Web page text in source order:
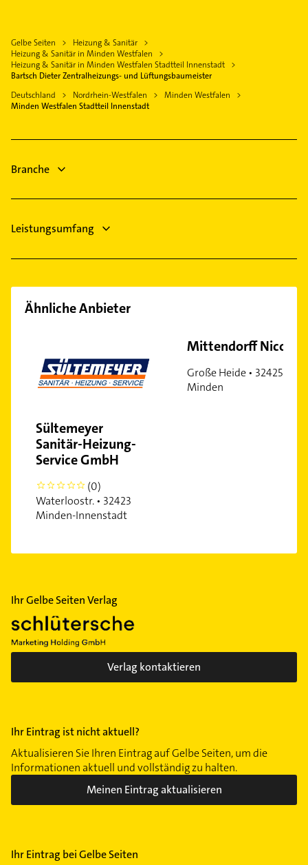
Leteln
Meißen
Minderheide
Päpinghausen
Rinteln
Nienstädt bei Stadthagen
Hüllhorst
Gasinstallateur
Sanitärinstallation
Bauunternehmen
Immobilien
Arzt
Bauunternehmen
Elektroinstallation
Elektriker
Immobilien
Immobilienmakler
Gelbe Seiten
Heizung & Sanitär
Heizung & Sanitär in Minden Westfalen
Heizung & Sanitär in Minden Westfalen Stadtteil Innenstadt
Bartsch Dieter Zentralheizungs- und Lüftungsbaumeister
Deutschland
Nordrhein-Westfalen
Minden Westfalen
Minden Westfalen Stadtteil Innenstadt
Branche
Leistungsumfang
Ähnliche Anbieter
Sültemeyer
Sanitär-Heizung-
Service GmbH
0
(0)
Waterloostr. • 32423
Minden-Innenstadt
Mittendorff Nico
Große Heide • 32425
Minden
Ihr Gelbe Seiten Verlag
Verlag kontaktieren
Ihr Eintrag ist nicht aktuell?
Aktualisieren Sie Ihren Eintrag auf Gelbe Seiten, um die
Informationen aktuell und vollständig zu halten.
Meinen Eintrag aktualisieren
Ihr Eintrag bei Gelbe Seiten